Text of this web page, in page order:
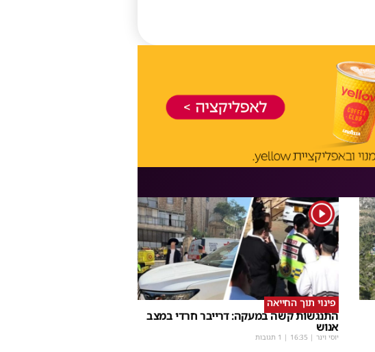
1
פינוי תוך החייאה
התנגשות קשה במעקה: דרייבר חרדי במצב
אנוש
יוסי וינר |
16:35 | 1 תגובות